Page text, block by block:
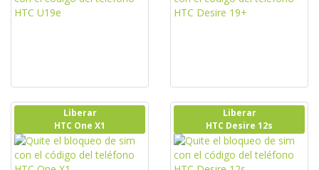
Liberar
HTC One X1
Liberar
HTC Desire 12s